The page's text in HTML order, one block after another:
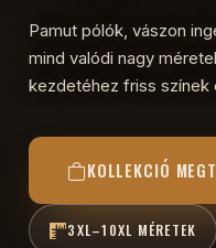
Pamut pólók, vászon
mind valódi nagy
kezdetéhez friss színek
KOLLEKCIÓ
3XL–10XL MÉRETEK